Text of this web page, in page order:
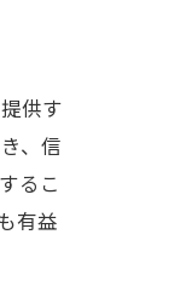
供す
、信
るこ
有益